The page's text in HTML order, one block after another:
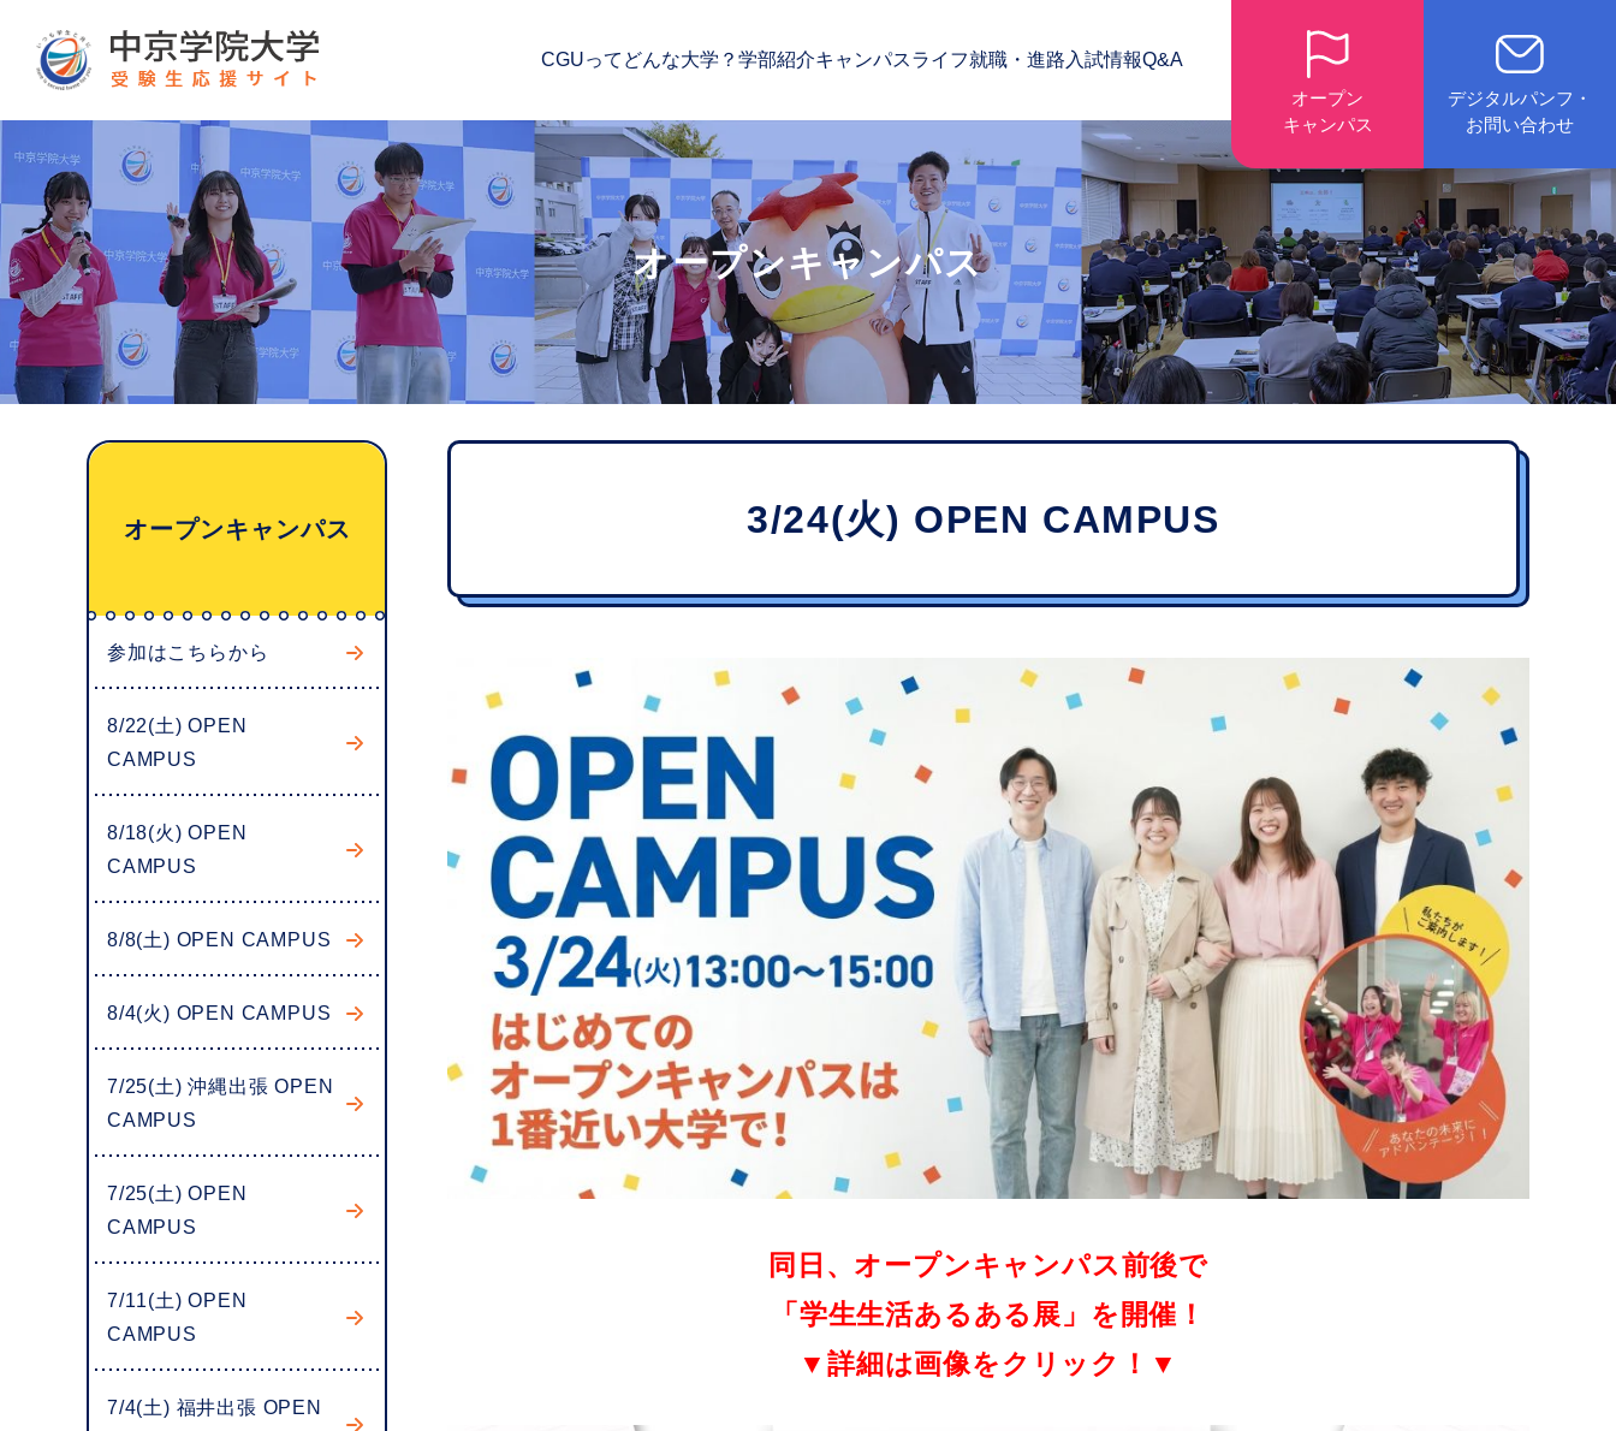
ー
バ
ル
ナ
ビ
ゲ
ー
へ
カ
ル
ナ
ビ
ゲ
ー
シ
タ
ー
へ
CGUってどんな大学？ 学部紹介キャンパスライフ就職・進路 入試情報Q&A
オープン
キャンパス
デジタルパンフ・
お問い合わせ
オープンキャンパス
3/24(火) OPEN CAMPUS
同日、オープンキャンパス前後で
「学生生活あるある展」を開催！
▼詳細は画像をクリック！▼
オープンキャンパス
参加はこちらから
8/22(土) OPEN
CAMPUS
8/18(火) OPEN
CAMPUS
8/8(土) OPEN CAMPUS
8/4(火) OPEN CAMPUS
7/25(土) 沖縄出張 OPEN
CAMPUS
7/25(土) OPEN
CAMPUS
7/11(土) OPEN
CAMPUS
7/4(土) 福井出張 OPEN